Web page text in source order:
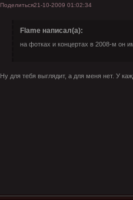
Поделиться21-10-2009 01:02:34
Flame написал(а):
на фотках и концертах в 2008-м он
Ну для тебя выглядит, а для меня нет. У